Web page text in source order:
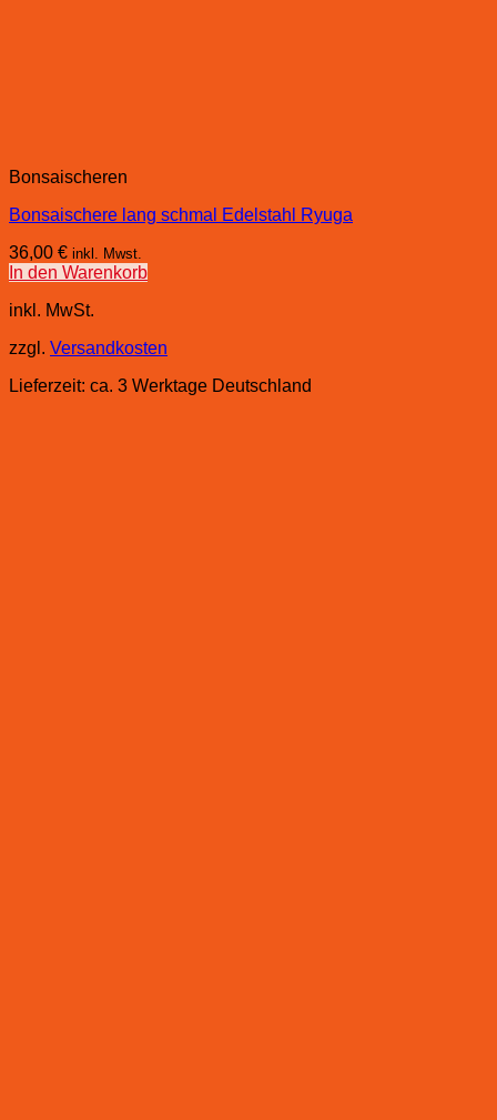
Bonsaischeren
Bonsaischere lang schmal Edelstahl Ryuga
36,00 € inkl. Mwst.
In den Warenkorb
inkl. MwSt.
zzgl. Versandkosten
Lieferzeit: ca. 3 Werktage Deutschland